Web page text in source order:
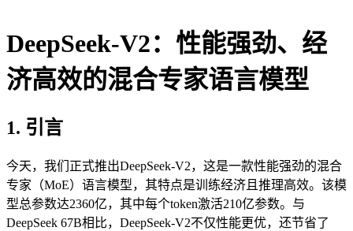
DeepSeek-V2：性能强劲、经
济高效的混合专家语言模型
1. 引言
今天，我们正式推出DeepSeek-V2，这是一款性能强劲的混合
专家（MoE）语言模型，其特点是训练经济且推理高效。该模
型总参数达2360亿，其中每个token激活210亿参数。与
DeepSeek 67B相比，DeepSeek-V2不仅性能更优，还节省了